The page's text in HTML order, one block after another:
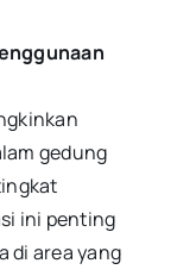
gedung
ini penting
di area yang